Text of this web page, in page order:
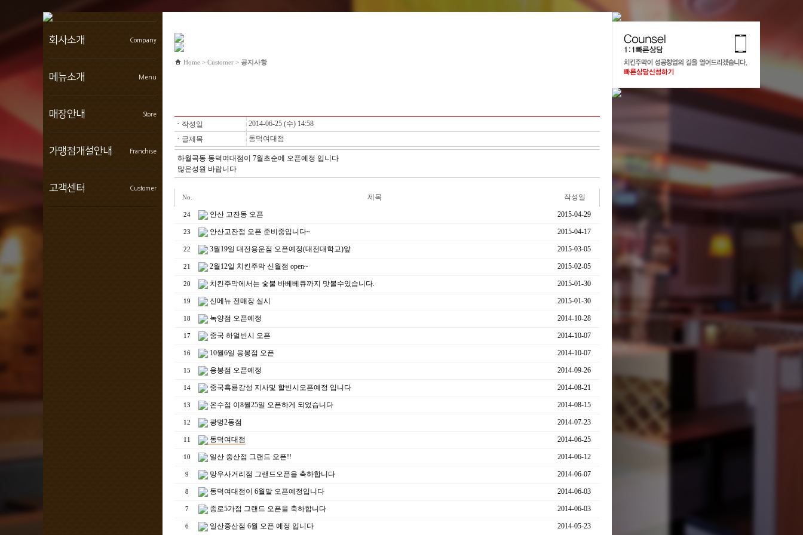
회사소개 Company
연혁
BI소개
찾아오시는길
메뉴소개 Menu
치킨특선
순살치킨
치킨콤보
샐러드 마른안주
매장안내 Store
인테리어
가맹점 성공사례
가맹점개설안내 Franchise
개설절차
창엊조건
고객센터 Customer
Home > Customer > 공지사항
ㆍ 작성일
2014-06-25 (수) 14:58
ㆍ 글제목 동덕여대점
하월곡동 동덕여대점이 7월초순에 오픈예정 입니다
많은성원 바랍니다
No. 제목 작성일
24 안산 고잔동 오픈 2015-04-29
23 안산고잔점 오픈 준비중입니다~ 2015-04-17
22 3월19일 대전용운점 오픈예정(대전대학교)앞 2015-03-05
21 2월12일 치킨주막 신월점 open~ 2015-02-05
20 치킨주막에서는 숯불 바베베큐까지 맛볼수있습니다. 2015-01-30
19 신메뉴 전매장 실시 2015-01-30
18 녹양점 오픈예정 2014-10-28
17 중국 하얼빈시 오픈 2014-10-07
16 10월6일 응봉점 오픈 2014-10-07
15 응봉점 오픈예정 2014-09-26
14 중국흑룡강성 지사및 할빈시오픈예정 입니다 2014-08-21
13 온수점 이8월25일 오픈하게 되었습니다 2014-08-15
12 광명2동점 2014-07-23
11 동덕여대점 2014-06-25
10 일산 중산점 그랜드 오픈!! 2014-06-12
9 망우사거리점 그랜드오픈을 축하합니다 2014-06-07
8 동덕여대점이 6월말 오픈예정입니다 2014-06-03
7 종로5가점 그랜드 오픈을 축하합니다 2014-06-03
6 일산중산점 6월 오픈 예정 입니다 2014-05-23